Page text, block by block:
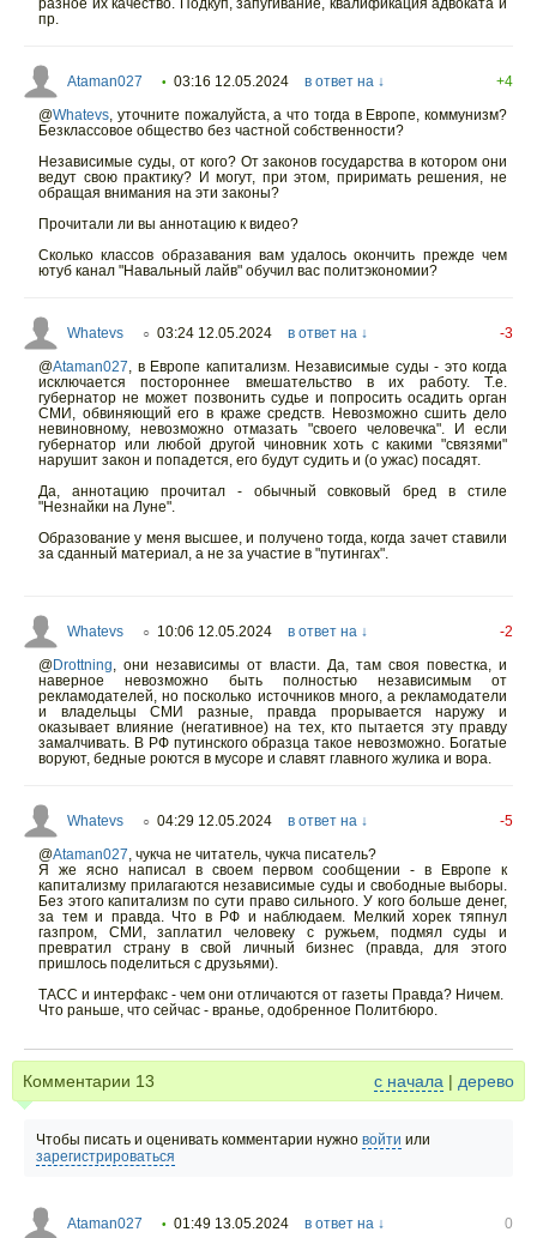
пр.
Ataman027 • 03:16 12.05.2024 в ответ на ↓
+4
@Whatevs уточните пожалуйста, а что тогда в Европе, коммунизм?
Безклассовое общество без частной собственности?
Независимые суды, от кого? От законов государства в котором они
ведут свою практику? И могут, при этом, приримать решения, не
обращая внимания на эти законы?
Прочитали ли вы аннотацию к видео?
Сколько классов образавания вам удалось окончить прежде чем
ютуб канал "Навальный лайв" обучил вас политэкономии?
Whatevs ○ 03:24 12.05.2024 в ответ на ↓
-3
@Ataman027
в Европе капитализм. Независимые суды - это когда
исключается постороннее вмешательство в их работу. Т.е.
губернатор не может позвонить судье и попросить осадить орган
СМИ, обвиняющий его в краже средств. Невозможно сшить дело
невиновному, невозможно отмазать "своего человечка". И если
губернатор или любой другой чиновник хоть с какими "связями"
нарушит закон и попадется, его будут судить и (о ужас) посадят.
Да, аннотацию прочитал - обычный совковый бред в стиле
"Незнайки на Луне".
Образование у меня высшее, и получено тогда, когда зачет ставили
за сданный материал, а не за участие в "путингах".
Whatevs ○ 10:06 12.05.2024 в ответ на ↓
-2
@Drottning
они независимы от власти. Да, там своя повестка, и
наверное невозможно быть полностью независимым от
рекламодателей, но посколько источников много, а рекламодатели
и владельцы СМИ разные, правда прорывается наружу и
оказывает влияние (негативное) на тех, кто пытается эту правду
замалчивать. В РФ путинского образца такое невозможно. Богатые
воруют, бедные роются в мусоре и славят главного жулика и вора.
Whatevs ○ 04:29 12.05.2024 в ответ на ↓
-5
@Ataman027 чукча не читатель, чукча писатель?
Я же ясно написал в своем первом сообщении - в Европе к
капитализму прилагаются независимые суды и свободные выборы.
Без этого капитализм по сути право сильного. У кого больше денег,
за тем и правда. Что в РФ и наблюдаем. Мелкий хорек тяпнул
газпром, СМИ, заплатил человеку с ружьем, подмял суды и
превратил страну в свой личный бизнес (правда, для этого
пришлось поделиться с друзьями).
ТАСС и интерфакс - чем они отличаются от газеты Правда? Ничем.
Что раньше, что сейчас - вранье, одобренное Политбюро.
Комментарии 13 с начала | дерево
Чтобы писать и оценивать комментарии нужно войти или
зарегистрироваться
Ataman027 • 01:49 13.05.2024 в ответ на ↓
0